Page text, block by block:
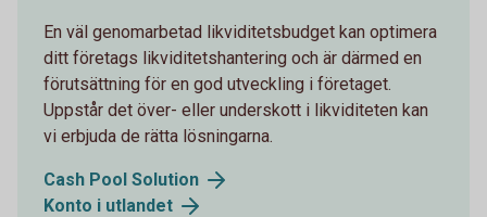
En väl genomarbetad likviditetsbudget kan optimera
ditt företags likviditetshantering och är därmed en
förutsättning för en god utveckling i företaget.
Uppstår det över- eller underskott i likviditeten kan
vi erbjuda de rätta lösningarna.
Cash Pool Solution
Konto i utlandet